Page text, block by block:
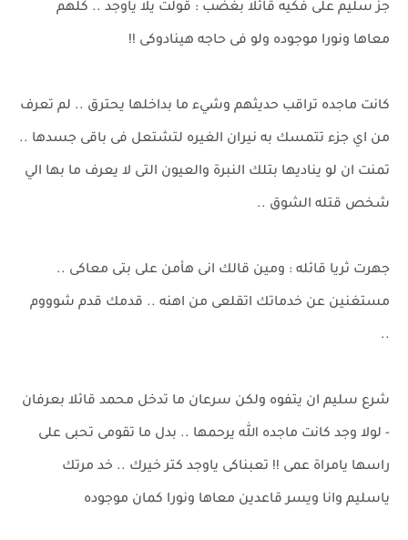
جز سليم على فكيه قائلا بغضب : قولت يلا ياوجد .. كلهم
معاها ونورا موجوده ولو فى حاجه هينادوكى !!
كانت ماجده تراقب حديثهم وشيء ما بداخلها يحترق .. لم تعرف
من اي جزء تتمسك به نيران الغيره لتشتعل فى باقى جسدها ..
تمنت ان لو يناديها بتلك النبرة والعيون التى لا يعرف ما بها الي
شخص قتله الشوق ..
جهرت ثريا قائله : ومين قالك انى هأمن على بتى معاكى ..
مستغنين عن خدماتك اتقلعى من اهنه .. قدمك قدم شوووم
..
شرع سليم ان يتفوه ولكن سرعان ما تدخل محمد قائلا بعرفان
- لولا وجد كانت ماجده الله يرحمها .. بدل ما تقومى تحبى على
راسها يامراة عمى !! تعبناكى ياوجد كتر خيرك .. خد مرتك
ياسليم وانا ويسر قاعدين معاها ونورا كمان موجوده